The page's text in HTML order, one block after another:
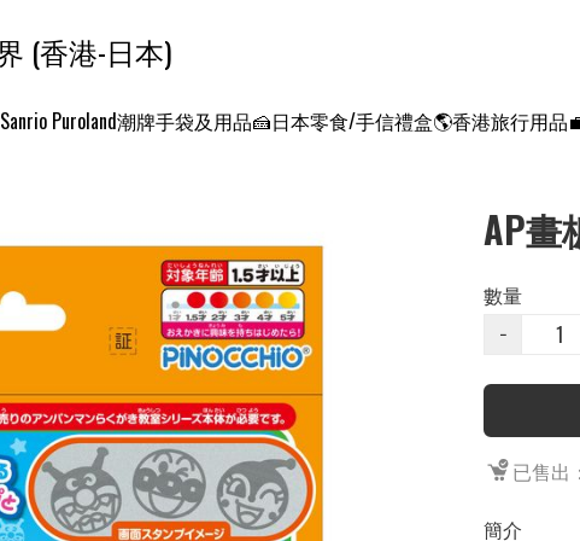
コンクエスト ワールド 征服世界 (香港-日本)
Sanrio Puroland潮牌手袋及用品🍰日本零食/手信禮盒🌎香港旅行用品
AP畫
數量
−
已售出
簡介